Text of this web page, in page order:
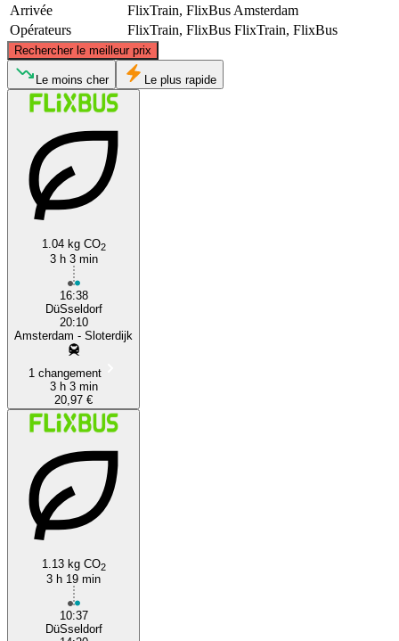
Arrivée
FlixTrain, FlixBus Amsterdam
Opérateurs
FlixTrain, FlixBus FlixTrain, FlixBus
Rechercher le meilleur prix
Amsterdam
©CARTO , ©OpenStreetMapcontributors
Le moins cher Le plus rapide
1.04 kg CO2
3 h 3 min
16:38
DüSseldorf
20:10
Amsterdam - Sloterdijk
1 changement
3 h 3 min
20,97 €
1.13 kg CO2
3 h 19 min
10:37
DüSseldorf